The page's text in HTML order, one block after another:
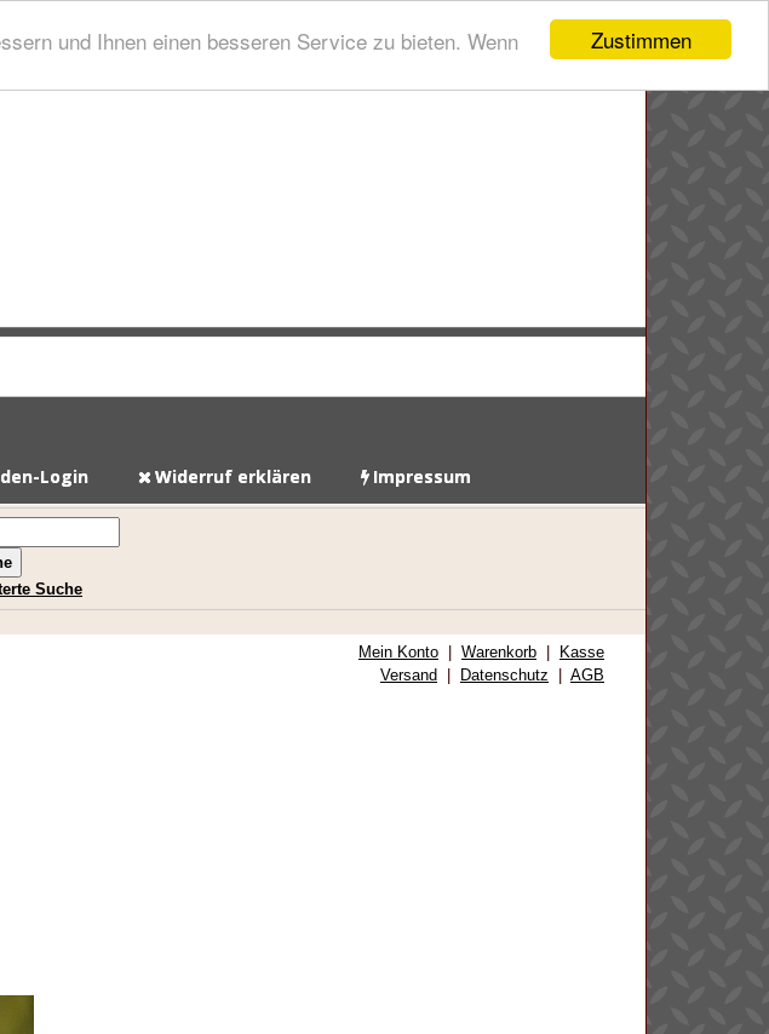
Zustimmen
und Ihnen einen besseren Service zu bieten. Wenn
Login Widerruf erklären Impressum
Suche
Mein Konto Warenkorb
Kasse
Versand
Datenschutz AGB